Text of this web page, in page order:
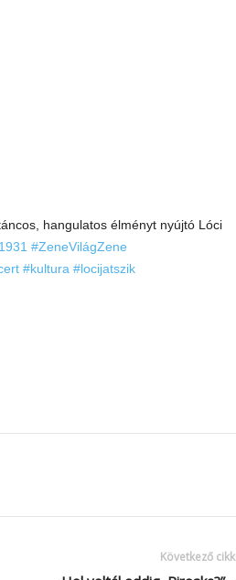
hangulatos élményt nyújtó Lóci
#ZeneVilágZene
#kultura #locijatszik
Következő cikk